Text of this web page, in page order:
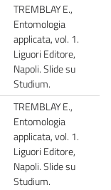
TREMBLAY E.,
Entomologia
applicata, vol. 1.
Liguori Editore,
Napoli. Slide su
Studium.
TREMBLAY E.,
Entomologia
applicata, vol. 1.
Liguori Editore,
Napoli. Slide su
Studium.